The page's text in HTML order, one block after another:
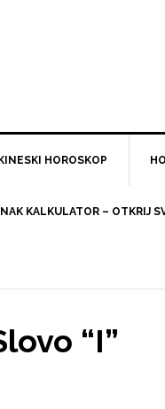
KINESKI HOROSKOP
KALKULATOR – OTKRIJ
“I”